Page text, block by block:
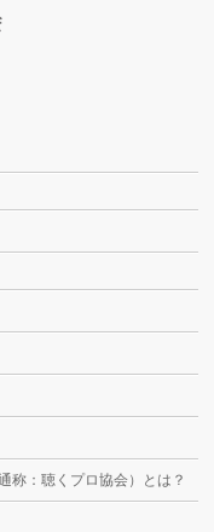
称：聴くプロ協会）とは？